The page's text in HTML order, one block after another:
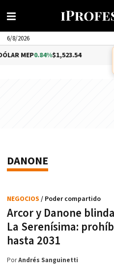
6/8/2026
MEP0.84%$1,523.54
DANONE
Arcor y Danone
La Serenísima:
hasta 2031
NEGOCIOS / Poder compartido
PorAndrés Sanguinetti